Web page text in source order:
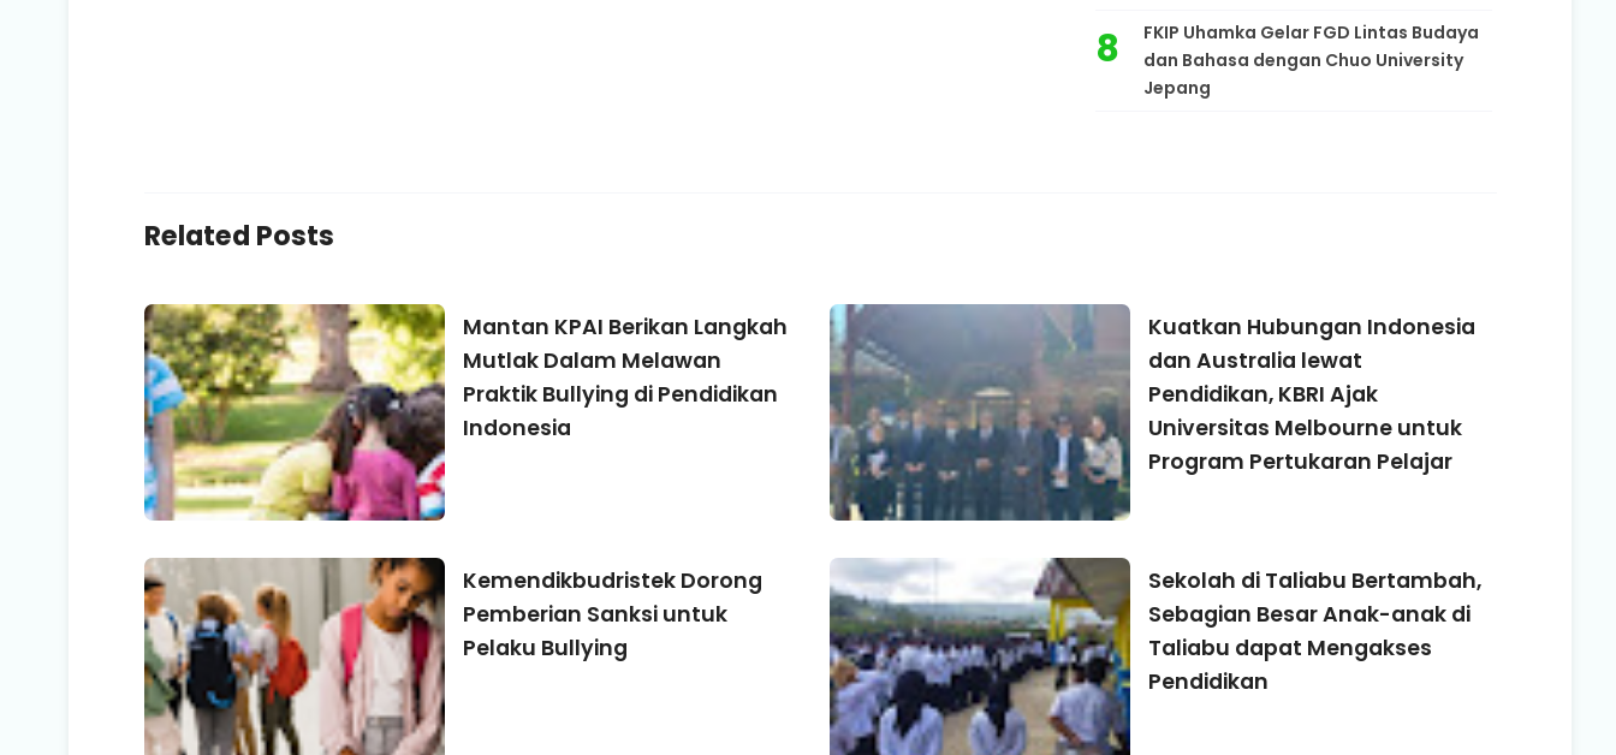
FKIP Uhamka Gelar FGD Lintas Budaya
dan Bahasa dengan Chuo University
Jepang
Related Posts
Mantan KPAI Berikan Langkah
Mutlak Dalam Melawan
Praktik Bullying di Pendidikan
Indonesia
Kuatkan Hubungan Indonesia
dan Australia lewat
Pendidikan, KBRI Ajak
Universitas Melbourne untuk
Program Pertukaran Pelajar
Kemendikbudristek Dorong
Pemberian Sanksi untuk
Pelaku Bullying
Sekolah di Taliabu Bertambah,
Sebagian Besar Anak-anak di
Taliabu dapat Mengakses
Pendidikan